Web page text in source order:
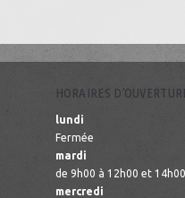
HORAIRES
lundi
Fermée
mardi
de 9h00 à 12h00 et
mercredi